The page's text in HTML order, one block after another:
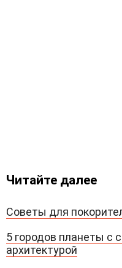
Читайте далее
Советы для
5 городов планеты с
архитектурой